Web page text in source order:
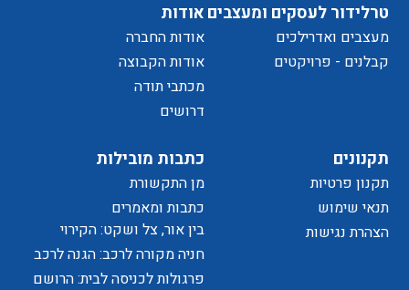
שלתקנונים
תקנון פרטיות
תנאי שימוש
הצהרת נגישות
כתבות מובילות
מן התקשורת
כתבות ומאמרים
בין אור, צל ושקט: הקירוי
כאלמנט מעצב בחוויית המרחב
חניה מקורה לרכב: הגנה לרכב
ושדרוג לבית
פרגולות לכניסה לבית: הרושם
אודות
אודות החברה
אודות הקבוצה
מכתבי תודה
דרושים
טרלידור לעסקים ומעצבים
מעצבים ואדרילכים
קבלנים - פרויקטים